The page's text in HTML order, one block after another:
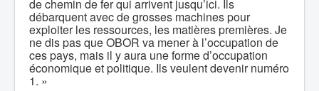
de chemin de fer qui arrivent jusqu’ici. Ils
débarquent avec de grosses machines pour
exploiter les ressources, les matières premières. Je
ne dis pas que OBOR va mener à l’occupation de
ces pays, mais il y aura une forme d’occupation
économique et politique. Ils veulent devenir numéro
1. »